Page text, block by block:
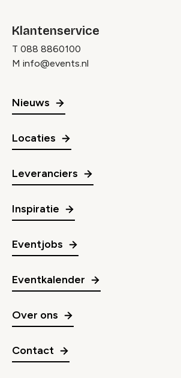
Klantenservice
T 088 8860100
M info@events.nl
Nieuws
Locaties
Leveranciers
Inspiratie
Eventjobs
Eventkalender
Over ons
Contact